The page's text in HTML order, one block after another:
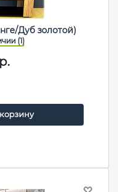
Дуб золотой)
р.